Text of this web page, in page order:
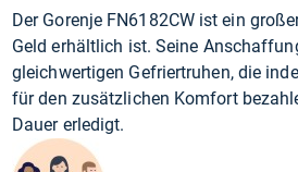
Der Gorenje FN6182CW ist ein
Geld erhältlich ist. Seine
gleichwertigen Gefriertruhen, die
für den zusätzlichen Komfort
Dauer erledigt.